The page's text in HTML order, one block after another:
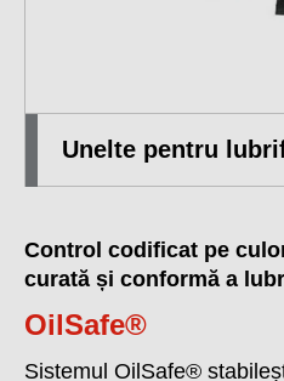
Unelte pentru
Control codificat pe
curată și conformă a
OilSafe®
Sistemul OilSafe®